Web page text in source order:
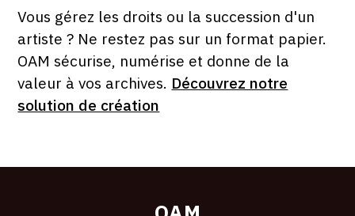
FORMAT
ÉTAT
Vous gérez les droits ou la succession d'un
artiste ? Ne restez pas sur un format papier.
OAM sécurise, numérise et donne de la
valeur à vos archives. Découvrez notre
solution de création